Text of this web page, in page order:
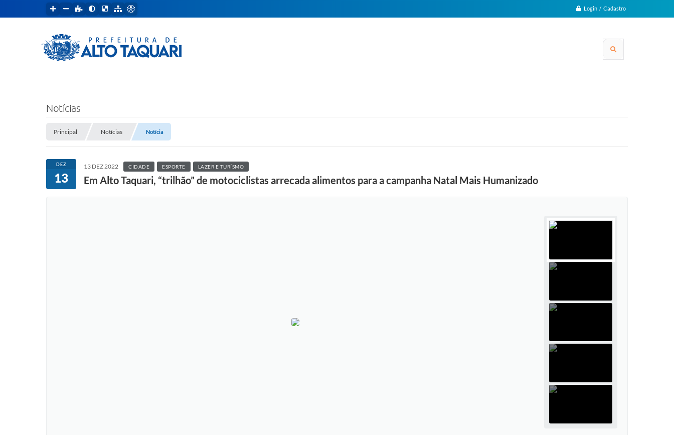
Login / Cadastro
Notícias
Principal Notícias Notícia
DEZ
13
13 DEZ 2022 CIDADE ESPORTE LAZER E TURÍSMO
Em Alto Taquari, “trilhão” de motociclistas arrecada alimentos para a campanha Natal Mais Humanizado